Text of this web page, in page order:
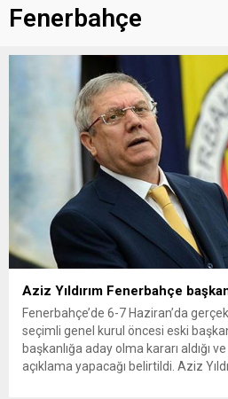
Fenerbahçe
Aziz Yıldırım Fenerbahçe
Fenerbahçe’de 6-7 Haziran’da
seçimli genel kurul öncesi eski başkan
başkanlığa aday olma kararı aldığı
açıklama yapacağı belirtildi. Aziz